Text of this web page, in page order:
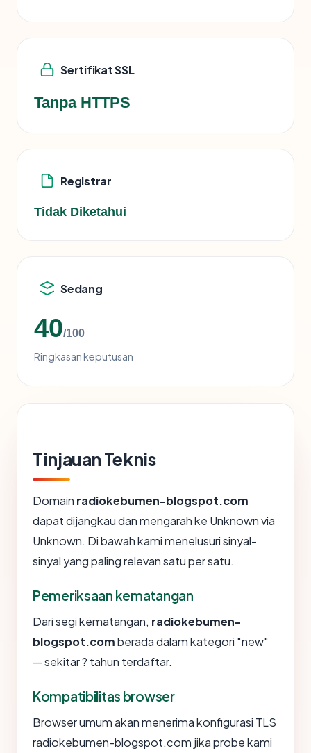
Sertifikat SSL
Tanpa HTTPS
Registrar
Tidak Diketahui
Sedang
40/100
Ringkasan keputusan
Tinjauan Teknis
Domain radiokebumen-blogspot.com
dapat dijangkau dan mengarah ke Unknown via
Unknown. Di bawah kami menelusuri sinyal-
sinyal yang paling relevan satu per satu.
Pemeriksaan kematangan
Dari segi kematangan, radiokebumen-
blogspot.comberada dalam kategori "new"
— sekitar ? tahun terdaftar.
Kompatibilitas browser
Browser umum akan menerima konfigurasi TLS
radiokebumen-blogspot.com jika probe kami